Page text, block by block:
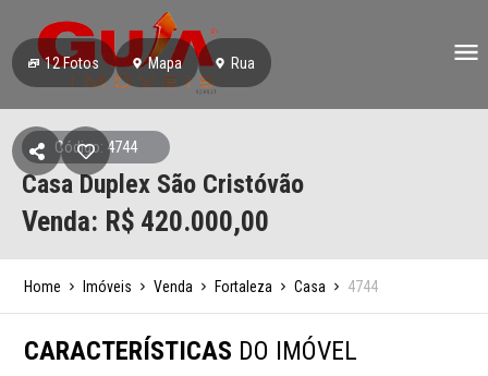
12Fotos Mapa Rua
Código: 4744
Casa Duplex São Cristóvão
Venda: R$ 420.000,00
Home Imóveis Venda Fortaleza Casa 4744
CARACTERÍSTICAS DO IMÓVEL